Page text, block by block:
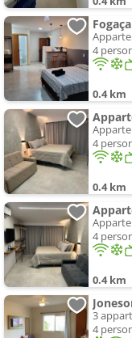
4
0.4 km
4
0.4 km
4
0.4 km
3
4